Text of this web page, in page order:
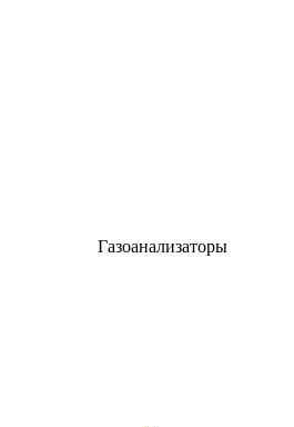
Газоанализаторы